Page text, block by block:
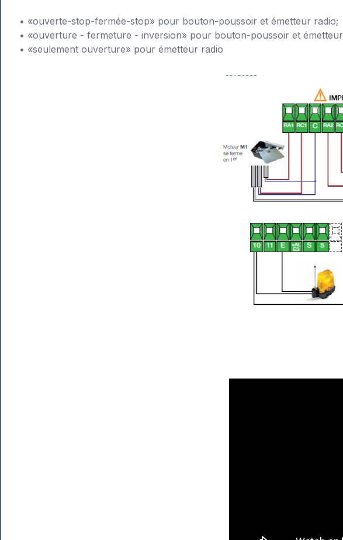
• «ouverte-stop-fermée-stop» pour bouton-poussoir et émetteur radio;
• «ouverture - fermeture - inversion» pour bouton-poussoir et
• «seulement ouverture» pour émetteur radio